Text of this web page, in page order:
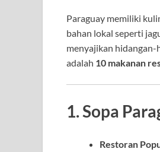
Paraguay memiliki
bahan lokal seperti
menyajikan
adalah 10 makanan
1. Sopa
Restoran